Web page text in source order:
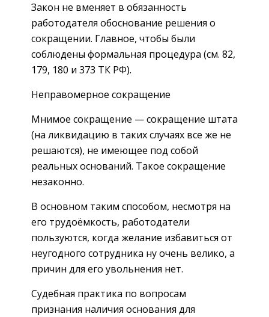
Закон не вменяет в обязанность
работодателя обоснование решения о
сокращении. Главное, чтобы были
соблюдены формальная процедура (см. 82,
179, 180 и 373 ТК РФ).
Неправомерное сокращение
Мнимое сокращение — сокращение штата
(на ликвидацию в таких случаях все же не
решаются), не имеющее под собой
реальных оснований. Такое сокращение
незаконно.
В основном таким способом, несмотря на
его трудоёмкость, работодатели
пользуются, когда желание избавиться от
неугодного сотрудника ну очень велико, а
причин для его увольнения нет.
Судебная практика по вопросам
признания наличия основания для